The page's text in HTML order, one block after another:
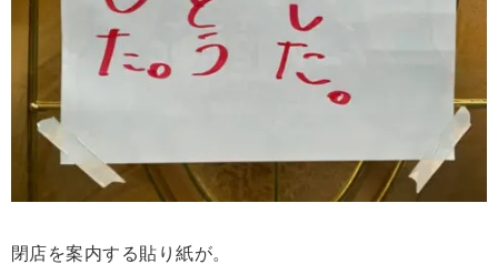
閉店を案内する貼り紙が。